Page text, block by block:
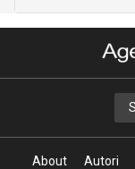
About Autori